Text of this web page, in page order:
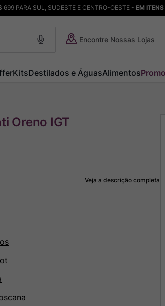
PARA SUL, SUDESTE E CENTRO-OESTE - EM
Encontre Nossas Lojas
KitsDestilados e ÁguasAlimentos
Oreno IGT
Veja a descrição completa